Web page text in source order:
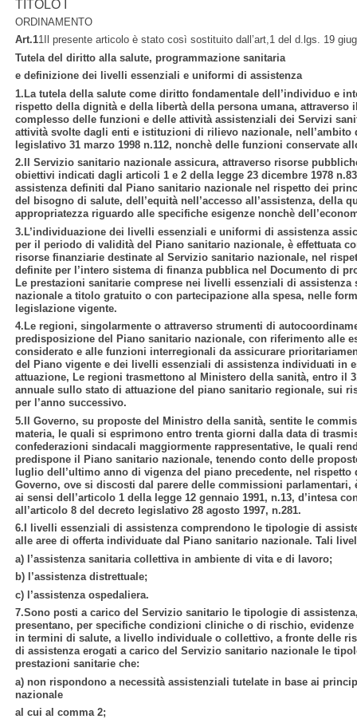
TITOLO I
ORDINAMENTO
Art.11Il presente articolo è stato così sostituito dall’art,1 del d.lgs. 19
Tutela del diritto alla salute, programmazione sanitaria
e definizione dei livelli essenziali e uniformi di assistenza
1.La tutela della salute come diritto fondamentale dell’individuo e
rispetto della dignità e della libertà della persona umana,
complesso delle funzioni e delle attività assistenziali dei Servizi
attività svolte dagli enti e istituzioni di rilievo nazionale, nell’ambito
legislativo 31 marzo 1998 n.112, nonchè delle funzioni conservate
2.Il Servizio sanitario nazionale assicura, attraverso risorse
obiettivi indicati dagli articoli 1 e 2 della legge 23 dicembre 1978
assistenza definiti dal Piano sanitario nazionale nel rispetto dei
del bisogno di salute, dell’equità nell’accesso all’assistenza, della
appropriatezza riguardo alle specifiche esigenze nonchè
3.L’individuazione dei livelli essenziali e uniformi di assistenza
per il periodo di validità del Piano sanitario nazionale, è effettuata
risorse finanziarie destinate al Servizio sanitario nazionale, nel
definite per l’intero sistema di finanza pubblica nel Documento di
Le prestazioni sanitarie comprese nei livelli essenziali di
nazionale a titolo gratuito o con partecipazione alla spesa, nelle
legislazione vigente.
4.Le regioni, singolarmente o attraverso strumenti di
predisposizione del Piano sanitario nazionale, con riferimento alle
considerato e alle funzioni interregionali da assicurare
del Piano vigente e dei livelli essenziali di assistenza individuati in
attuazione, Le regioni trasmettono al Ministero della sanità, entro il
annuale sullo stato di attuazione del piano sanitario regionale, sui
per l’anno successivo.
5.Il Governo, su proposte del Ministro della sanità, sentite le
materia, le quali si esprimono entro trenta giorni dalla data di
confederazioni sindacali maggiormente rappresentative, le quali
predispone il Piano sanitario nazionale, tenendo conto delle
luglio dell’ultimo anno di vigenza del piano precedente, nel
Governo, ove si discosti dal parere delle commissioni parlamentari,
ai sensi dell’articolo 1 della legge 12 gennaio 1991, n.13, d’intesa
all’articolo 8 del decreto legislativo 28 agosto 1997, n.281.
6.I livelli essenziali di assistenza comprendono le tipologie di
alle aree di offerta individuate dal Piano sanitario nazionale. Tali
a) l’assistenza sanitaria collettiva in ambiente di vita e di lavoro;
b) l’assistenza distrettuale;
c) l’assistenza ospedaliera.
7.Sono posti a carico del Servizio sanitario le tipologie di
presentano, per specifiche condizioni cliniche o di rischio,
in termini di salute, a livello individuale o collettivo, a fronte delle
di assistenza erogati a carico del Servizio sanitario nazionale le
prestazioni sanitarie che:
a) non rispondono a necessità assistenziali tutelate in base ai
nazionale
al cui al comma 2;